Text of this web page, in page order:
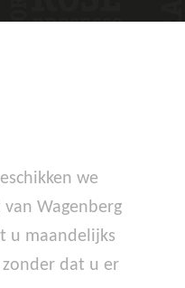
we
Wagenberg
u maandelijks
dat u er